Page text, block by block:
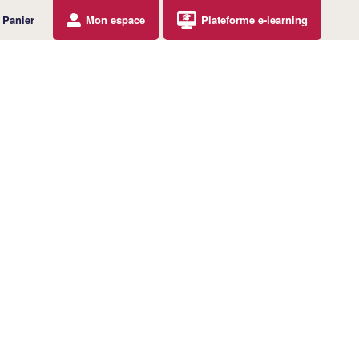
Panier Mon espace Plateforme e-learning